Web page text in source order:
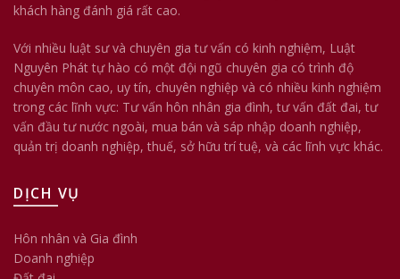
khách hàng đánh giá rất cao.
Với nhiều luật sư và chuyên gia tư vấn có kinh nghiệm, Luật
Nguyên Phát tự hào có một đội ngũ chuyên gia có trình độ
chuyên môn cao, uy tín, chuyên nghiệp và có nhiều kinh nghiệm
trong các lĩnh vực: Tư vấn hôn nhân gia đình, tư vấn đất đai, tư
vấn đầu tư nước ngoài, mua bán và sáp nhập doanh nghiệp,
quản trị doanh nghiệp, thuế, sở hữu trí tuệ, và các lĩnh vực khác.
DỊCH VỤ
Hôn nhân và Gia đình
Doanh nghiệp